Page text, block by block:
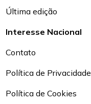
Última edição
Interesse Nacional
Contato
Política de Privacidade
Política de Cookies